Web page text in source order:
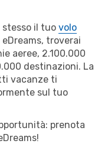
stesso il tuo volo
eDreams, troverai
aeree, 2.100.000
destinazioni. La
vacanze ti
sul tuo
prenota